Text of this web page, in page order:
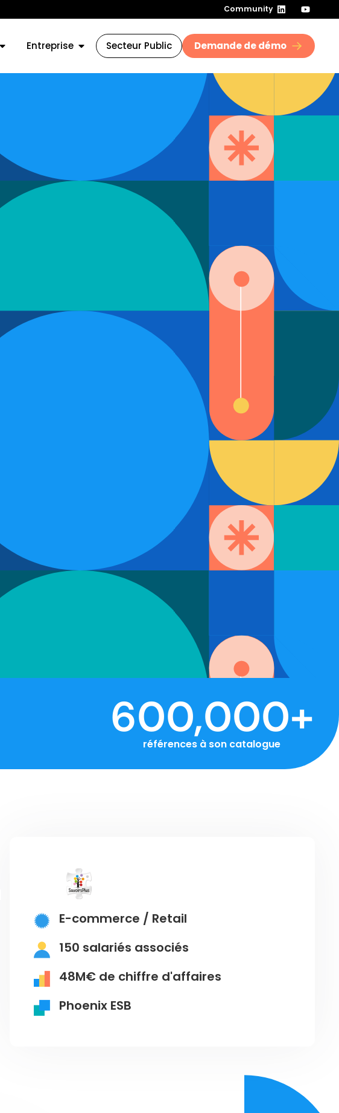
Community
Entreprise Secteur Public Demande de démo
références à son catalogue
600,000+
E-commerce / Retail
150 salariés associés
48M€ de chiffre d'affaires
Phoenix ESB